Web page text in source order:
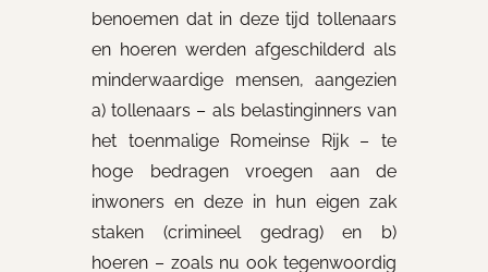
benoemen dat in deze tijd tollenaars
en hoeren werden afgeschilderd als
minderwaardige mensen, aangezien
a) tollenaars – als belastinginners van
het toenmalige Romeinse Rijk – te
hoge bedragen vroegen aan de
inwoners en deze in hun eigen zak
staken (crimineel gedrag) en b)
hoeren – zoals nu ook tegenwoordig